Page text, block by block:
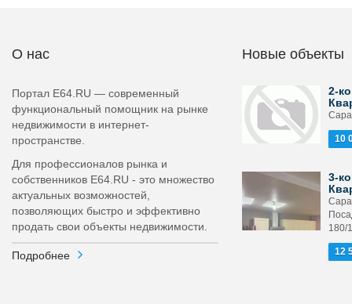
О нас
Портал E64.RU — современный
функциональный помощник на рынке
недвижимости в интернет-
пространстве.
Для профессионалов рынка и
собственников E64.RU - это множество
актуальных возможностей,
позволяющих быстро и эффективно
продать свои объекты недвижимости.
Подробнее
Новые объекты
2-
10
3-
180/
12